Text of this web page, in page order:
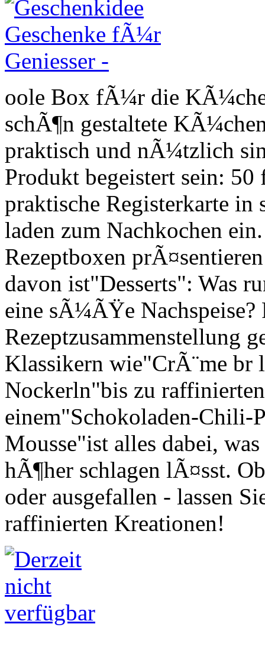
oole Box fÃ¼r die
schÃ¶n gestaltete
praktisch und nÃ¼tzlich
Produkt begeistert sein:
praktische Registerkarte
laden zum Nachkochen
Rezeptboxen
davon ist"Desserts": Was
eine sÃ¼ÃŸe
Rezeptzusammenstellung
Klassikern wie"CrÃ¨me
Nockerln"bis zu
einem"Schokoladen-Chili-
Mousse"ist alles dabei,
hÃ¶her schlagen lÃ¤sst.
oder ausgefallen - lassen
raffinierten Kreationen!